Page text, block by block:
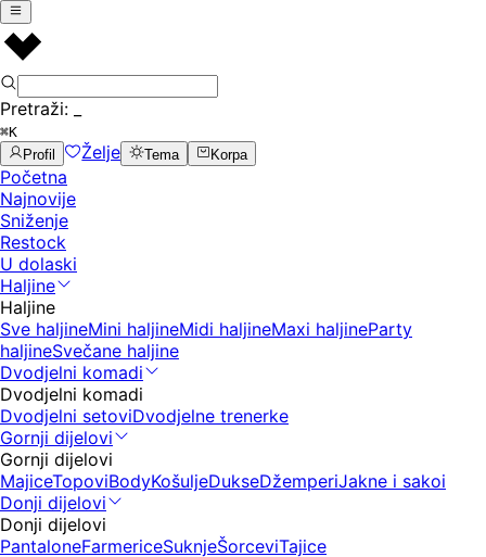
Pretraži:
⌘K
Profil
Želje Tema Korpa
Početna
Najnovije
Sniženje
Restock
U dolaski
Haljine
Haljine
Sve haljineMini haljineMidi haljineMaxi haljineParty
haljineSvečane haljine
Dvodjelni komadi
Dvodjelni komadi
Dvodjelni setoviDvodjelne trenerke
Gornji dijelovi
Gornji dijelovi
MajiceTopoviBodyKošuljeDukseDžemperiJakne i sakoi
Donji dijelovi
Donji dijelovi
PantaloneFarmericeSuknjeŠorceviTajice